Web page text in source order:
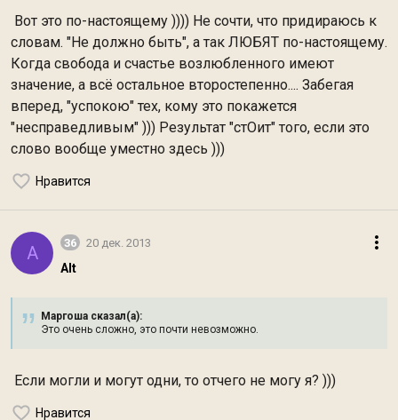
Вот это по-настоящему )))) Не сочти, что придираюсь к
словам. "Не должно быть", а так ЛЮБЯТ по-настоящему.
Когда свобода и счастье возлюбленного имеют
значение, а всё остальное второстепенно.... Забегая
вперед, "успокою" тех, кому это покажется
"несправедливым" ))) Результат "стОит" того, если это
слово вообще уместно здесь )))
Нравится
A 36 20 дек. 2013
Alt
Маргоша сказал(а):
Это очень сложно, это почти невозможно.
Если могли и могут одни, то отчего не могу я? )))
Нравится